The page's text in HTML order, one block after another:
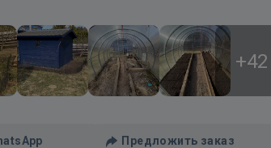
+42
Предложить заказ